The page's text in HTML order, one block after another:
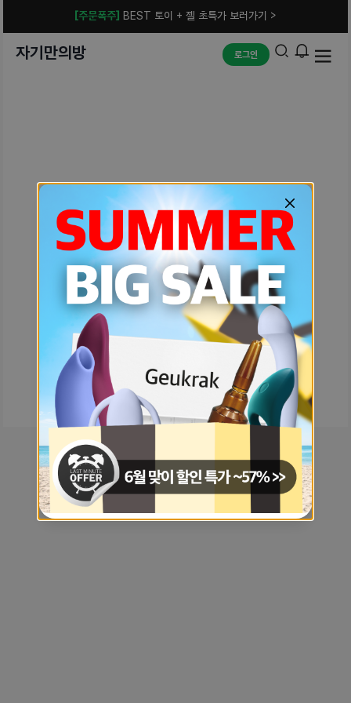
[주문폭주] BEST 토이 + 젤 초특가 보러가기 >
자기만의방 로그인
예상치 못한 에러입니다.